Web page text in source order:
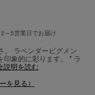
2～5営業日でお届け
。 ラベンダーピグメン
印象的に彩ります。 * ラ
説明を読む
を見る）